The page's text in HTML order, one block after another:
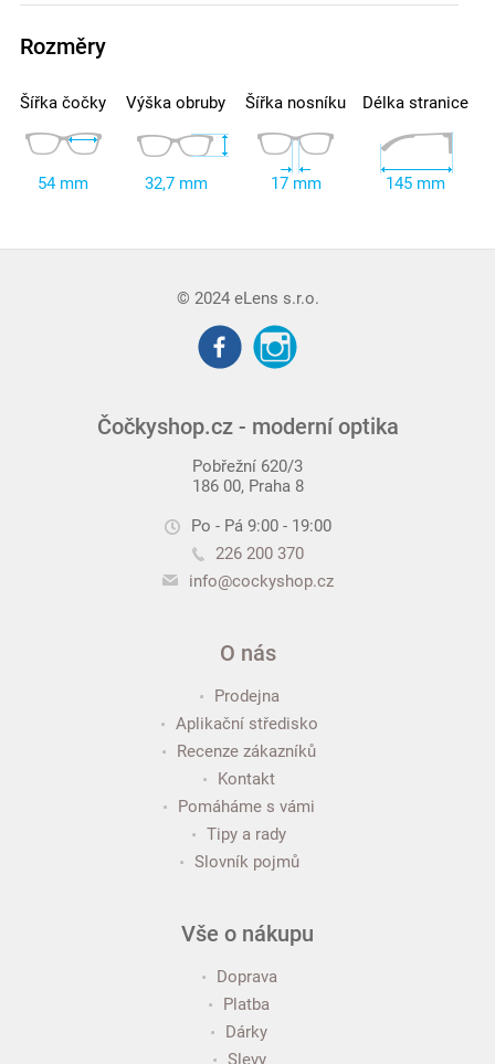
Rozměry
Šířka čočky
54 mm
Výška obruby
32,7 mm
Šířka nosníku
17 mm
Délka stranice
145 mm
© 2024 eLens s.r.o.
Čočkyshop.cz - moderní optika
Pobřežní 620/3
186 00, Praha 8
Po - Pá 9:00 - 19:00
226 200 370
info@cockyshop.cz
O nás
Prodejna
Aplikační středisko
Recenze zákazníků
Kontakt
Pomáháme s vámi
Tipy a rady
Slovník pojmů
Vše o nákupu
Doprava
Platba
Dárky
Slevy